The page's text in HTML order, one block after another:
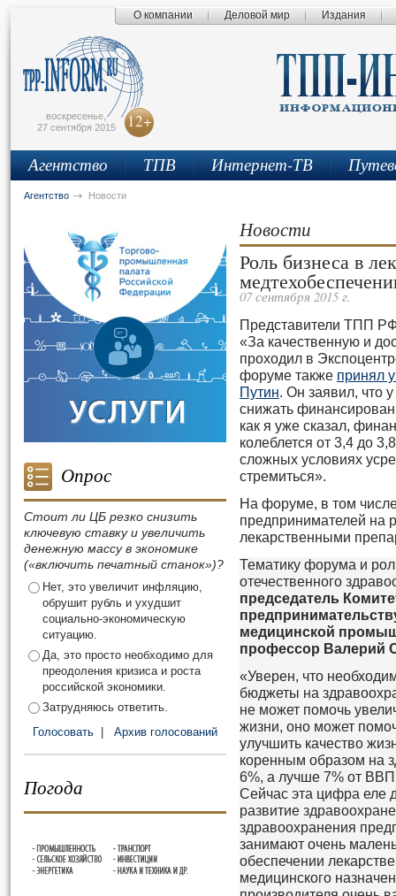
О компании Деловой мир Издания
воскресенье,
27 сентября 2015
12+
Агентство ТПВ Интернет-ТВ
Агентство Новости
Опрос
Стоит ли ЦБ резко снизить
ключевую ставку и увеличить
денежную массу в экономике
(«включить печатный станок»)?
Нет, это увеличит инфляцию,
обрушит рубль и ухудшит
социально-экономическую
ситуацию.
Да, это просто необходимо для
преодоления кризиса и роста
российской экономики.
Затрудняюсь ответить.
Голосовать
Архив голосований
Погода
Новости
Роль бизнеса в
07 сентября 2015 г.
Представители ТПП
«За качественную и
проходил в
форуме также принял
Путин. Он заявил, что
снижать
как я уже сказал,
колеблется от 3,4 до
сложных условиях
стремиться».
На форуме, в том
предпринимателей на
лекарственными
Тематику форума и
отечественного
председатель
медицинской
профессор Валерий
«Уверен, что
бюджеты на
не может помочь
жизни, оно может
улучшить качество
коренным образом на
6%, а лучше 7% от
Сейчас эта цифра еле
развитие
здравоохранения
занимают очень
обеспечении
медицинского